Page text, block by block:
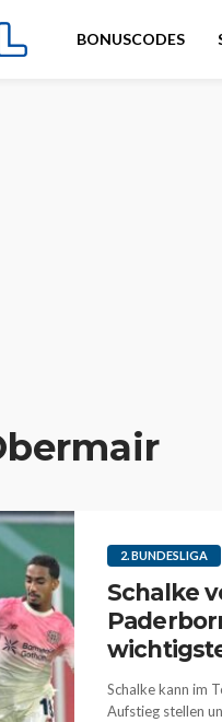
BONUSCODES
2. BUNDESLIGA
Schalke
Schalke kann im
Aufstieg stellen